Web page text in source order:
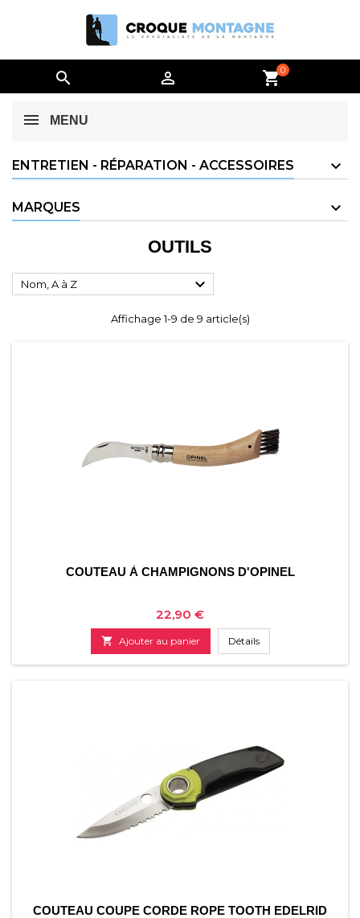
  shopping_cart0
MENU
ENTRETIEN - RÉPARATION - ACCESSOIRES
MARQUES
OUTILS
Nom, A à Z 
Affichage 1-9 de 9 article(s)
COUTEAU À CHAMPIGNONS D'OPINEL
Prix
22,90 €
 Ajouter au panier Détails
COUTEAU COUPE CORDE ROPE TOOTH EDELRID